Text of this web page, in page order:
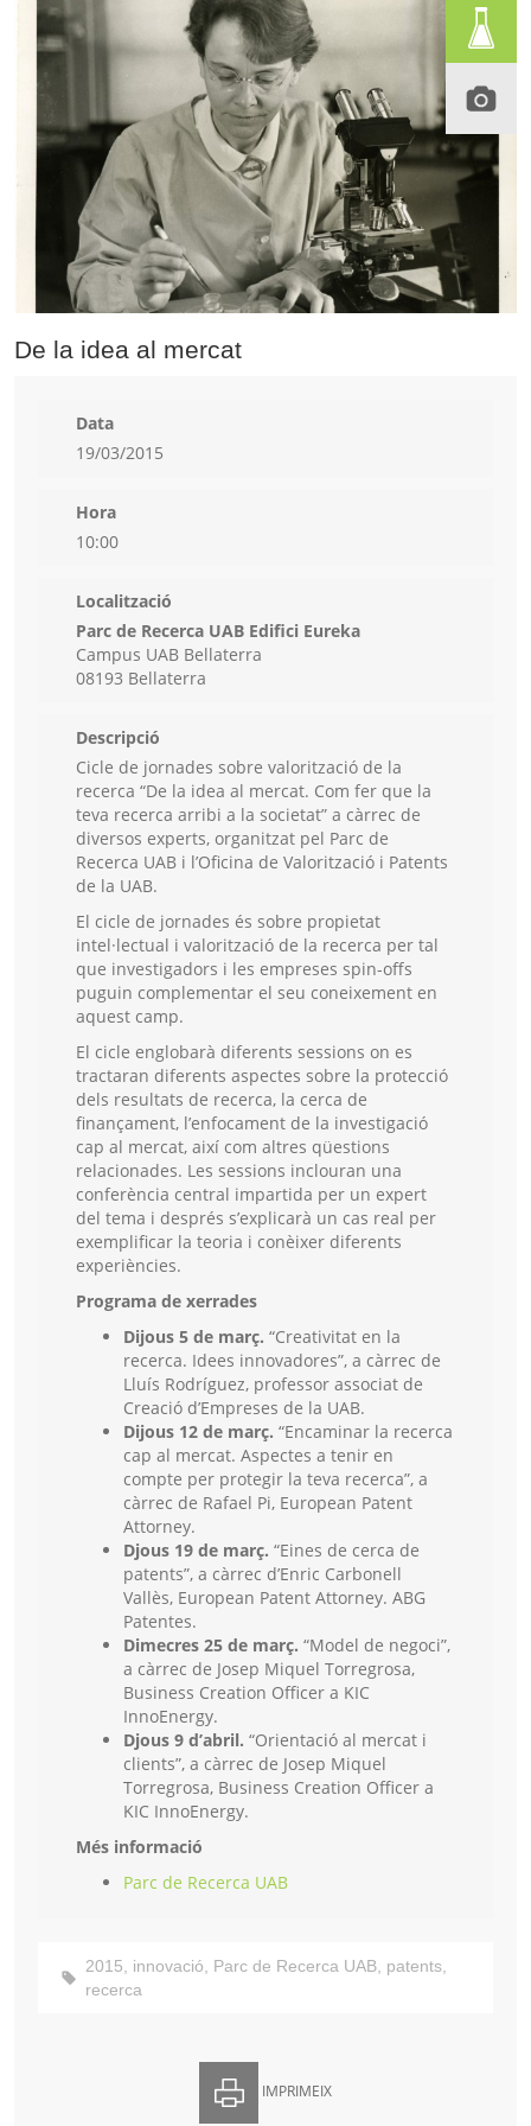
De la idea al mercat
Data
19/03/2015
Hora
10:00
Localització
Parc de Recerca UAB Edifici Eureka
Campus UAB Bellaterra
08193 Bellaterra
Descripció
Cicle de jornades sobre valorització de la
recerca “De la idea al mercat. Com fer que la
teva recerca arribi a la societat” a càrrec de
diversos experts, organitzat pel Parc de
Recerca UAB i l’Oficina de Valorització i Patents
de la UAB.
El cicle de jornades és sobre propietat
intel·lectual i valorització de la recerca per tal
que investigadors i les empreses spin-offs
puguin complementar el seu coneixement en
aquest camp.
El cicle englobarà diferents sessions on es
tractaran diferents aspectes sobre la protecció
dels resultats de recerca, la cerca de
finançament, l’enfocament de la investigació
cap al mercat, així com altres qüestions
relacionades. Les sessions inclouran una
conferència central impartida per un expert
del tema i després s’explicarà un cas real per
exemplificar la teoria i conèixer diferents
experiències.
Programa de xerrades
Dijous 5 de març. “Creativitat en la
recerca. Idees innovadores”, a càrrec de
Lluís Rodríguez, professor associat de
Creació d’Empreses de la UAB.
Dijous 12 de març. “Encaminar la recerca
cap al mercat. Aspectes a tenir en
compte per protegir la teva recerca”, a
càrrec de Rafael Pi, European Patent
Attorney.
Djous 19 de març. “Eines de cerca de
patents”, a càrrec d’Enric Carbonell
Vallès, European Patent Attorney. ABG
Patentes.
Dimecres 25 de març. “Model de negoci”,
a càrrec de Josep Miquel Torregrosa,
Business Creation Officer a KIC
InnoEnergy.
Djous 9 d’abril. “Orientació al mercat i
clients”, a càrrec de Josep Miquel
Torregrosa, Business Creation Officer a
KIC InnoEnergy.
Més informació
Parc de Recerca UAB
2015, innovació, Parc de Recerca UAB, patents,
recerca
IMPRIMEIX